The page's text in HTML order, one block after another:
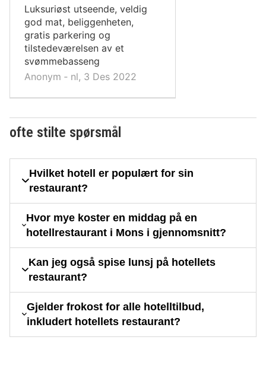
Luksuriøst utseende, veldig
god mat, beliggenheten,
gratis parkering og
tilstedeværelsen av et
svømmebasseng
Anonym ‐ nl, 3 Des 2022
ofte stilte spørsmål
Hvilket hotell er populært for sin
restaurant?
Hvor mye koster en middag på en
hotellrestaurant i Mons i gjennomsnitt?
Kan jeg også spise lunsj på hotellets
restaurant?
Gjelder frokost for alle hotelltilbud,
inkludert hotellets restaurant?